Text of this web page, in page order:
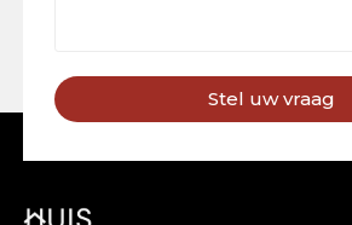
Stel uw vraag